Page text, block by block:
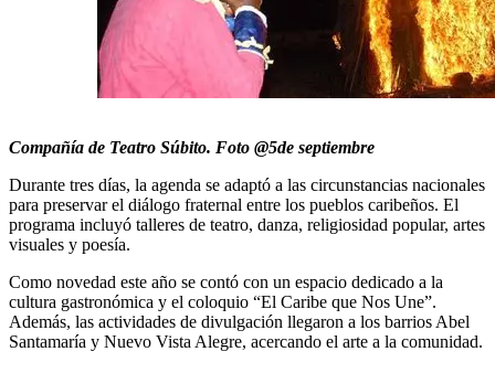
Compañía de Teatro Súbito. Foto @5de septiembre
Durante tres días, la agenda se adaptó a las circunstancias nacionales
para preservar el diálogo fraternal entre los pueblos caribeños. El
programa incluyó talleres de teatro, danza, religiosidad popular, artes
visuales y poesía.
Como novedad este año se contó con un espacio dedicado a la
cultura gastronómica y el coloquio “El Caribe que Nos Une”.
Además, las actividades de divulgación llegaron a los barrios Abel
Santamaría y Nuevo Vista Alegre, acercando el arte a la comunidad.